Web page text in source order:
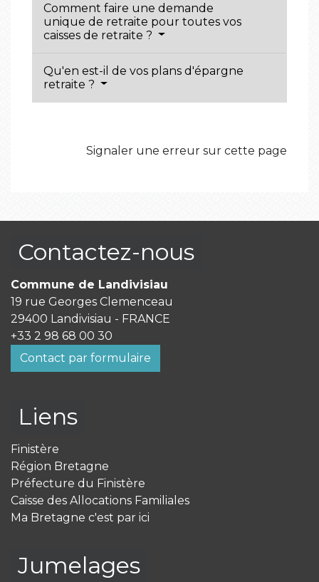
Comment faire une demande
unique de retraite pour toutes vos
caisses de retraite ?
Qu'en est-il de vos plans d'épargne
retraite ?
Signaler une erreur sur cette page
Contactez-nous
Commune de Landivisiau
19 rue Georges Clemenceau
29400 Landivisiau - FRANCE
+33 2 98 68 00 30
Contact par formulaire
Liens
Finistère
Région Bretagne
Préfecture du Finistère
Caisse des Allocations Familiales
Ma Bretagne c'est par ici
Jumelages